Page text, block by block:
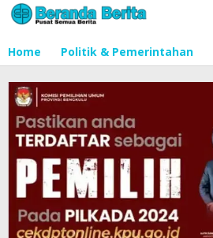
Lewati
ke
Home Politik & Pemerintahan